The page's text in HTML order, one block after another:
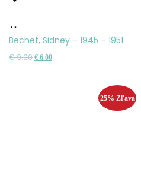
do
košíka
Bechet, Sidney – 1945 – 1951
€9.00Pôvodná
€ 6.00Aktuálna
25% Zľava